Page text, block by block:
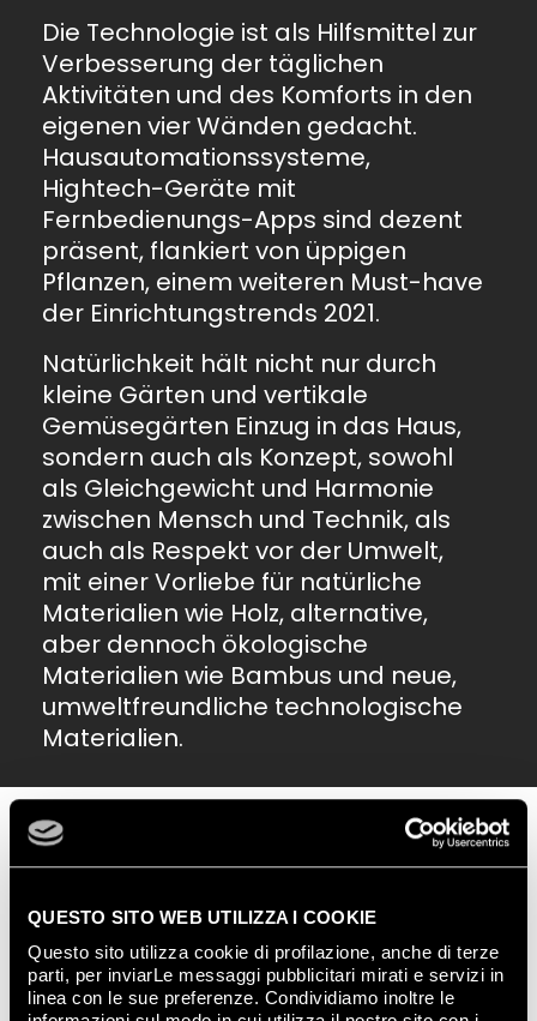
QUESTO SITO WEB UTILIZZA I COOKIE
Questo sito utilizza cookie di profilazione, anche di terze
parti, per inviarLe messaggi pubblicitari mirati e servizi in
linea con le sue preferenze. Condividiamo inoltre le
Die Technologie ist als Hilfsmittel zur
Verbesserung der täglichen
Aktivitäten und des Komforts in den
eigenen vier Wänden gedacht.
Hausautomationssysteme,
Hightech-Geräte mit
Fernbedienungs-Apps sind dezent
präsent, flankiert von üppigen
Pflanzen, einem weiteren Must-have
der Einrichtungstrends 2021.
Natürlichkeit hält nicht nur durch
kleine Gärten und vertikale
Gemüsegärten Einzug in das Haus,
sondern auch als Konzept, sowohl
als Gleichgewicht und Harmonie
zwischen Mensch und Technik, als
auch als Respekt vor der Umwelt,
mit einer Vorliebe für natürliche
Materialien wie Holz, alternative,
aber dennoch ökologische
Materialien wie Bambus und neue,
umweltfreundliche technologische
Materialien.